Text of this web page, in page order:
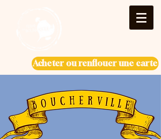
Acheter ou renflouer une carte